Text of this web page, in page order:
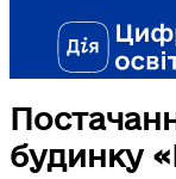
будинку